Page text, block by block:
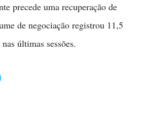
precede uma recuperação de
de negociação registrou 11,5
últimas sessões.